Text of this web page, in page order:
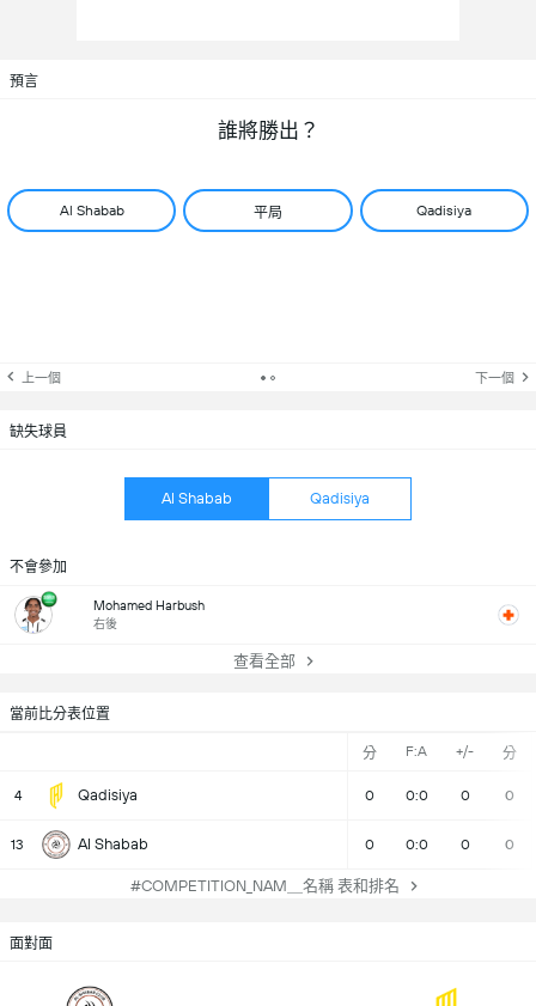
預言
誰將勝出？
Al Shabab 平局 Qadisiya
上一個 下一個
缺失球員
Al Shabab Qadisiya
不會參加
Mohamed Harbush
右後
查看全部
當前比分表位置
分 F:A +/- 分
4 Qadisiya 0 0:0 0 0
13 Al Shabab 0 0:0 0 0
#COMPETITION_NAM＿名稱 表和排名
面對面